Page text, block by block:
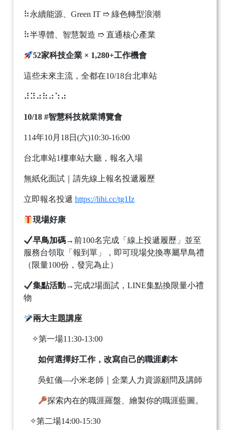
⠷永續能源、Green IT ➱ 綠色轉型浪潮
⠷半導體、智慧製造 ➱ 直通核心產業
52家科技企業 × 1,280+工作機會
這些未來主流，全都在10/18台北車站
⠼⠽⠴⠷⠴⠱⠴
10/18 #智慧科技就業博覽會
114年10月18日(六)10:30-16:00
台北車站1樓車站大廳，報名入場
無紙化面試｜請先線上報名投遞履歷
立即報名投遞 https://lihi.cc/tg1Iz
現場好康
早鳥加碼→前100名完成「線上投遞履歷」並至
服務台領取「報到單」，即可現場兌換專屬早鳥禮
（限量100份，發完為止）
集點活動→完成2場面試，LINE集點換限量小禮
物
兩大主題講座
✧第一場11:30-13:00
如何選擇好工作，改寫自己的職涯劇本
吳虹儀—小米老師｜企業人力資源顧問及講師
探索內在的職涯羅盤、繪製你的職涯藍圖。
✧第二場14:00-15:30